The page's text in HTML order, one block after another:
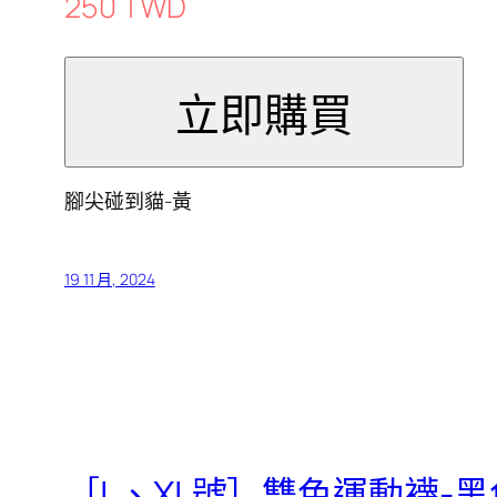
腳尖碰到貓-黃
19 11 月, 2024